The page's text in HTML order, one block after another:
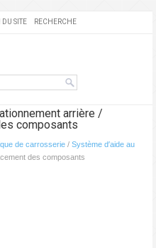
DU SITE RECHERCHE
arrière /
composants
de carrosserie / Système d′aide au
des composants